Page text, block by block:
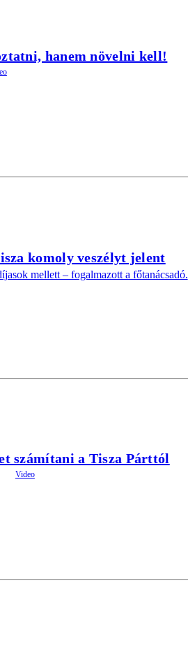
hanem növelni kell!
komoly veszélyt jelent
mellett – fogalmazott a főtanácsadó.
számítani a Tisza Párttól